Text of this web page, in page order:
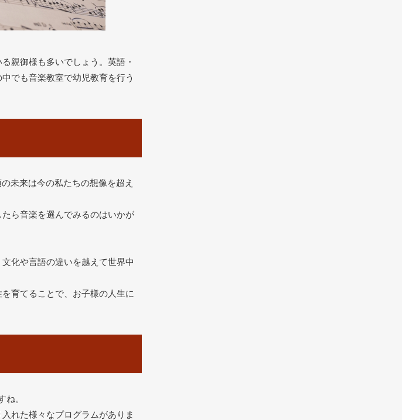
親御様も多いでしょう。英語・
でも音楽教室で幼児教育を行う
未来は今の私たちの想像を超え
ら音楽を選んでみるのはいかが
化や言語の違いを越えて世界中
育てることで、お子様の人生に
。
れた様々なプログラムがありま